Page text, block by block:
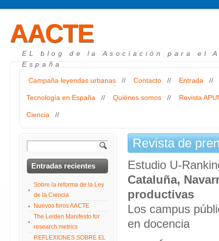
AACTE
EL blog de la Asociación para el
España
Campaña leyendas urbanas // Contacto // Entrada //
Tecnología en España // Quiénes somos // Revista
Ciencia //
Revista de
Estudio U-
Cataluña,
productivas
Los campus
en docencia
Entradas recientes
Sobre la reforma de la Ley
de la Ciencia
Nuevos foros AACTE
The Leiden Manifesto for
research metrics
REFLEXIONES SOBRE EL